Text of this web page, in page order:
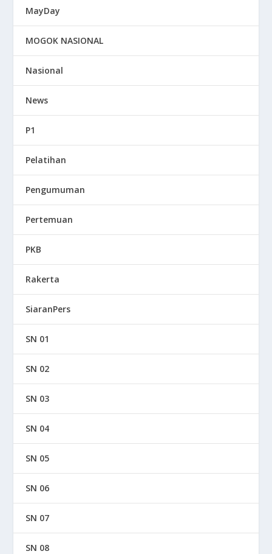
MayDay
MOGOK NASIONAL
Nasional
News
P1
Pelatihan
Pengumuman
Pertemuan
PKB
Rakerta
SiaranPers
SN 01
SN 02
SN 03
SN 04
SN 05
SN 06
SN 07
SN 08